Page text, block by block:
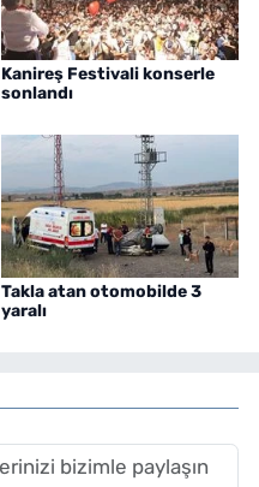
Kanireş Festivali konserle
sonlandı
Takla atan otomobilde 3
yaralı